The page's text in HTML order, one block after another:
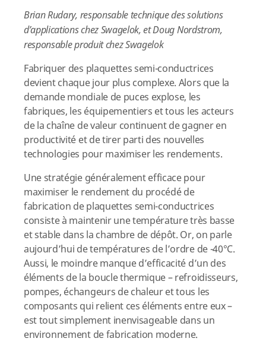
Brian Rudary, responsable technique des solutions
d’applications chez Swagelok, et Doug Nordstrom,
responsable produit chez Swagelok
Fabriquer des plaquettes semi-conductrices
devient chaque jour plus complexe. Alors que la
demande mondiale de puces explose, les
fabriques, les équipementiers et tous les acteurs
de la chaîne de valeur continuent de gagner en
productivité et de tirer parti des nouvelles
technologies pour maximiser les rendements.
Une stratégie généralement efficace pour
maximiser le rendement du procédé de
fabrication de plaquettes semi-conductrices
consiste à maintenir une température très basse
et stable dans la chambre de dépôt. Or, on parle
aujourd’hui de températures de l’ordre de -40°C.
Aussi, le moindre manque d’efficacité d’un des
éléments de la boucle thermique – refroidisseurs,
pompes, échangeurs de chaleur et tous les
composants qui relient ces éléments entre eux –
est tout simplement inenvisageable dans un
environnement de fabrication moderne.